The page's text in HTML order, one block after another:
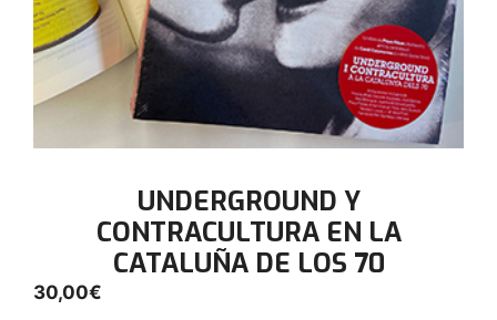
UNDERGROUND Y
CONTRACULTURA EN LA
CATALUÑA DE LOS 70
30,00€